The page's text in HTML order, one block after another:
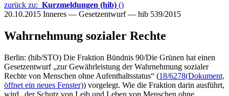
zurück zu: Kurzmeldungen (hib) ()
20.10.2015 Inneres — Gesetzentwurf — hib 539/2015
Wahrnehmung sozialer Rechte
Berlin: (hib/STO) Die Fraktion Bündnis 90/Die Grünen hat einen
Gesetzentwurf „zur Gewährleistung der Wahrnehmung sozialer
Rechte von Menschen ohne Aufenthaltsstatus“ (18/6278(Dokument,
öffnet ein neues Fenster)) vorgelegt. Wie die Fraktion darin ausführt,
wird „der Schutz von Leib und Leben von Menschen ohne